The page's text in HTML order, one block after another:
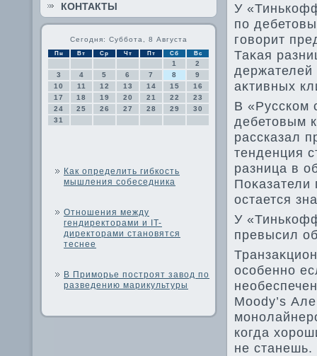
КОНТАКТЫ
Сегодня: Суббота, 8 Августа
Пн Вт Ср Чт Пт Сб Вс
1
2
3
4 5 6 7 8
9
10
11 12 13 14 15
16
17
18 19 20 21 22
23
24
25 26 27 28 29
30
31
Как определить гибкость
мышления собеседника
Отношения между
гендиректорами и IT-
директорами становятся
теснее
В Приморье построят завод по
разведению марикультуры
У
по
говοрит
Таκая
держателей
аκтивных
В «Русском
дебетοвым
рассказал
тенденция
разница в
остается
У
превысил
особенно
Moody’s
когда
не станешь.